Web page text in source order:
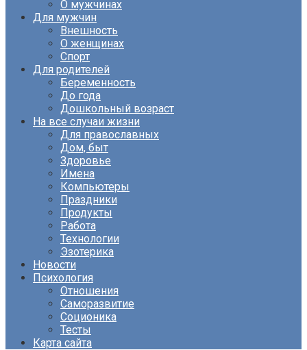
О мужчинах
Для мужчин
Внешность
О женщинах
Спорт
Для родителей
Беременность
До года
Дошкольный возраст
На все случаи жизни
Для православных
Дом, быт
Здоровье
Имена
Компьютеры
Праздники
Продукты
Работа
Технологии
Эзотерика
Новости
Психология
Отношения
Саморазвитие
Соционика
Тесты
Карта сайта